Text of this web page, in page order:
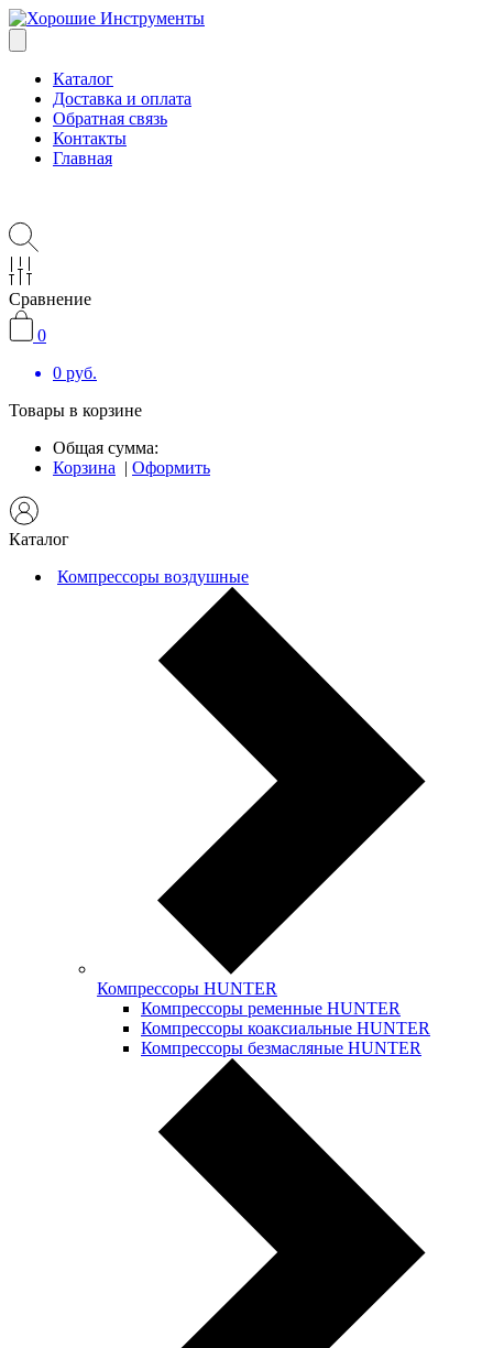
Каталог
Доставка и оплата
Обратная связь
Контакты
Главная
Сравнение
0
0 руб.
Товары в корзине
Общая сумма:
Корзина | Оформить
Каталог
Компрессоры воздушные
Компрессоры HUNTER
Компрессоры ременные HUNTER
Компрессоры коаксиальные HUNTER
Компрессоры безмасляные HUNTER